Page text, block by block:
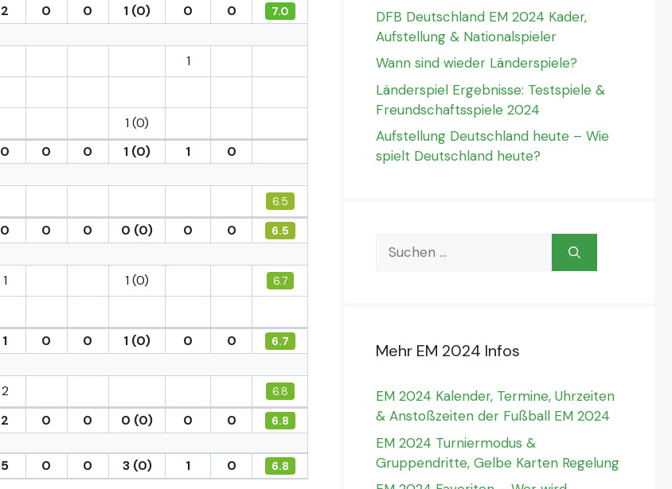
2 0 0 1 (0) 0 0
7.0
1
1 (0)
0 0 0 1 (0) 1 0
6.5
0 0 0 0 (0) 0 0
6.5
1 1 (0) 6.7
1 0 0 1 (0) 0 0
6.7
2 6.8
2 0 0 0 (0) 0 0
6.8
5 0 0 3 (0) 1 0 6.8
DFB Deutschland EM 2024 Kader,
Aufstellung & Nationalspieler
Wann sind wieder Länderspiele?
Länderspiel Ergebnisse: Testspiele &
Freundschaftsspiele 2024
Aufstellung Deutschland heute – Wie
spielt Deutschland heute?
Suchen
nach:
Mehr EM 2024 Infos
EM 2024 Kalender, Termine, Uhrzeiten
& Anstoßzeiten der Fußball EM 2024
EM 2024 Turniermodus &
Gruppendritte, Gelbe Karten Regelung